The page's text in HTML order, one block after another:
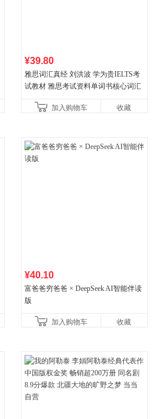
¥39.80
雅思词汇真经 刘洪波 学为贵IELTS考
试教材 雅思考试资料单词书核心词汇
加入购物车
收藏
¥40.10
富爸爸穷爸爸 × DeepSeek AI智能伴读
版
加入购物车 收藏